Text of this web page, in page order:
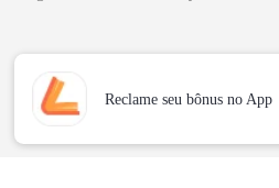
Companheira
Reclame seu bônus no App